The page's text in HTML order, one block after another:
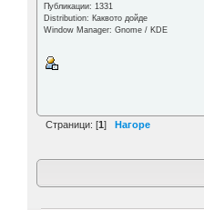
Публикации: 1331
Distribution: Каквото дойде
Window Manager: Gnome / KDE
Страници: [1] Нагоре